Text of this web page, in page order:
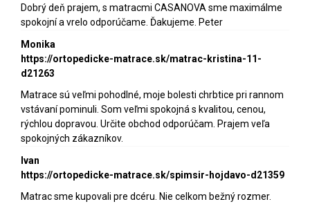
Dobrý deň prajem, s matracmi CASANOVA sme maximálme
spokojní a vrelo odporúčame. Ďakujeme. Peter
Monika
https://ortopedicke-matrace.sk/matrac-kristina-11-
d21263
Matrace sú veľmi pohodlné, moje bolesti chrbtice pri rannom
vstávaní pominuli. Som veľmi spokojná s kvalitou, cenou,
rýchlou dopravou. Určite obchod odporúčam. Prajem veľa
spokojných zákazníkov.
Ivan
https://ortopedicke-matrace.sk/spimsir-hojdavo-d21359
Matrac sme kupovali pre dcéru. Nie celkom bežný rozmer.